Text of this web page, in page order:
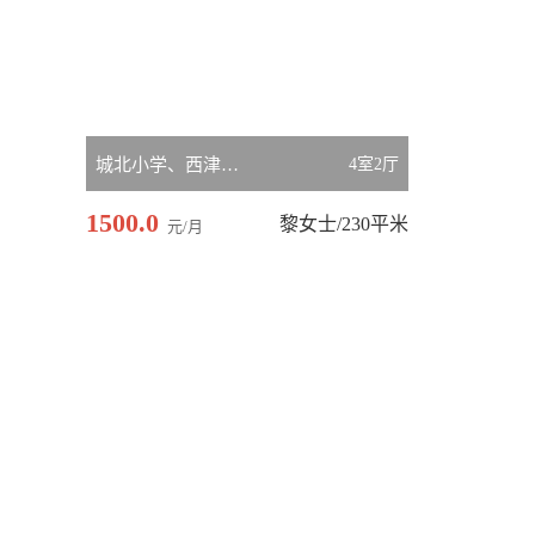
城北小学、西津办事处、碧桂源2期旁边 4室2厅
1500.0 元/月 黎女士/230平米